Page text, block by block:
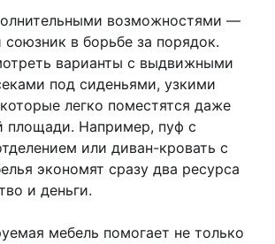
возможностями —
в борьбе за порядок.
варианты с выдвижными
под сиденьями, узкими
легко поместятся даже
площади. Например, пуф с
или диван-кровать с
экономят сразу два ресурса
и деньги.
мебель помогает не только